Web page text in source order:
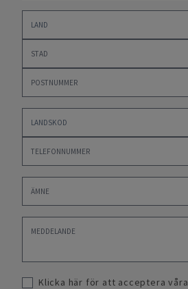
Klicka här för att acceptera våra